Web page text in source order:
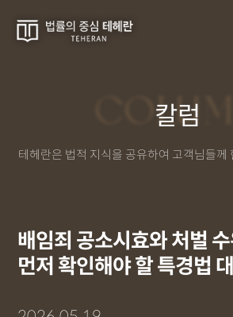
COLUMN
칼럼
테헤란은 법적 지식을 공유하여 고객님들께
배임죄 공소시효와 처벌
먼저 확인해야 할 특경법